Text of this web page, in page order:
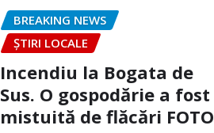
BREAKING NEWS
ȘTIRI LOCALE
Incendiu la Bogata de
Sus. O gospodărie a fost
mistuită de flăcări FOTO